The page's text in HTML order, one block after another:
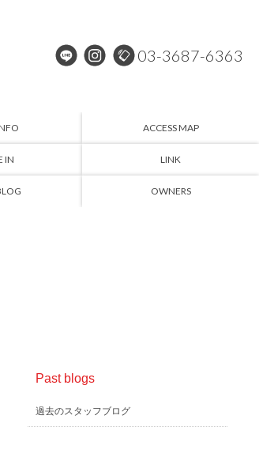
03-3687-6363
ACCESS MAP
IN LINK
OWNERS
Past blogs
過去のスタッフブログ